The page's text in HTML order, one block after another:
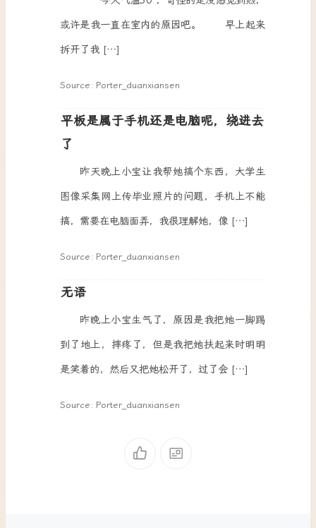
或许是我一直在室内的原因吧。 早上起来
拆开了我 […]
Source: Porter_duanxiansen
平板是属于手机还是电脑呢，绕进去
了
昨天晚上小宝让我帮她搞个东西，大学生
图像采集网上传毕业照片的问题，手机上不能
搞，需要在电脑面弄，我很理解她，像 […]
Source: Porter_duanxiansen
无语
昨晚上小宝生气了，原因是我把她一脚踢
到了地上，摔疼了，但是我把她扶起来时明明
是笑着的，然后又把她松开了，过了会 […]
Source: Porter_duanxiansen